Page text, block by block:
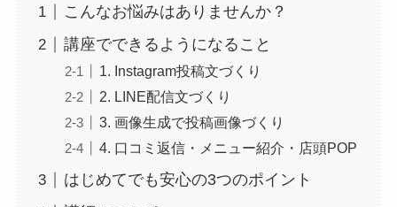
こんなお悩みはありませんか？
講座でできるようになること
1. Instagram投稿文づくり
2. LINE配信文づくり
3. 画像生成で投稿画像づくり
4. 口コミ返信・メニュー紹介・店頭POP
はじめてでも安心の3つのポイント